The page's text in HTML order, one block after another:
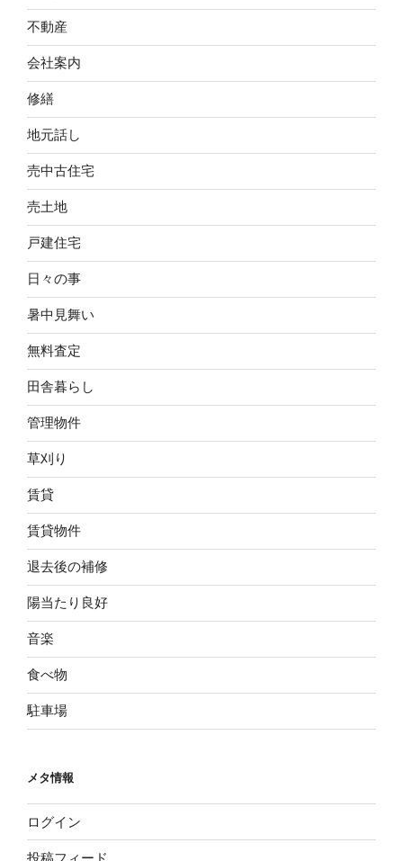
不動産
会社案内
修繕
地元話し
売中古住宅
売土地
戸建住宅
日々の事
暑中見舞い
無料査定
田舎暮らし
管理物件
草刈り
賃貸
賃貸物件
退去後の補修
陽当たり良好
音楽
食べ物
駐車場
メタ情報
ログイン
投稿フィード